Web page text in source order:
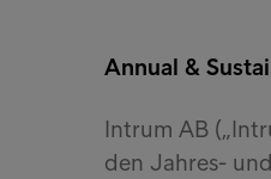
Annual &
Intrum AB
den Jahres-